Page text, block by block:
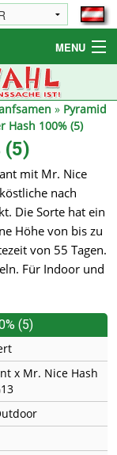
MENU
» Pyramid
Hash 100% (5)
(5)
mit Mr. Nice
nach
Die Sorte hat ein
Höhe von bis zu
von 55 Tagen.
Für Indoor und
(5)
x Mr. Nice Hash